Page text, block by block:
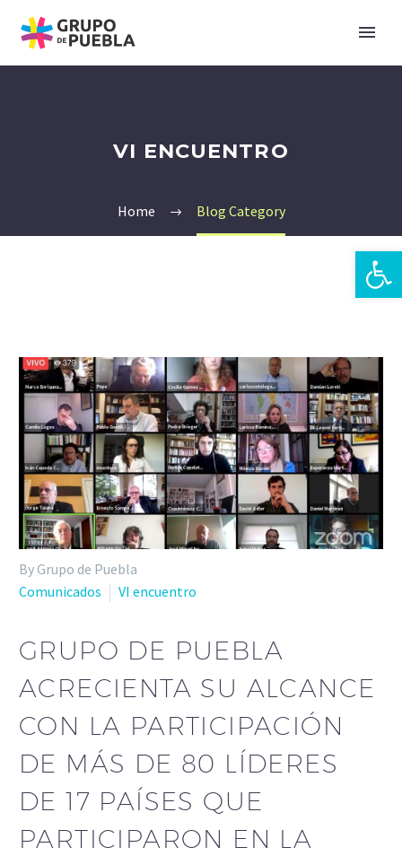
VI ENCUENTRO
Home Blog Category
By Grupo de Puebla
Comunicados
VI encuentro
GRUPO DE PUEBLA
ACRECIENTA SU ALCANCE
CON LA PARTICIPACIÓN
DE MÁS DE 80 LÍDERES
DE 17 PAÍSES QUE
PARTICIPARON EN LA